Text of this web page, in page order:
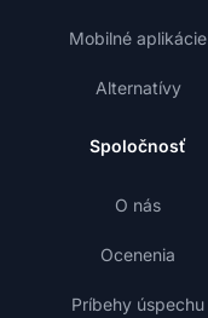
Mobilné aplikácie
Alternatívy
Spoločnosť
O nás
Ocenenia
Príbehy úspechu